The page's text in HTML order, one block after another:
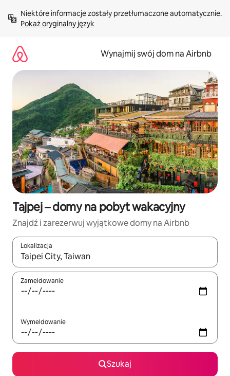
treści Pokaż oryginalny język
Wynajmij swój dom na Airbnb
Tajpej – domy na pobyt wakacyjny
Znajdź i zarezerwuj wyjątkowe domy na Airbnb
Lokalizacja
Gdy wyniki będą dostępne, możesz poruszać się po nich za
Zameldowanie
Wymeldowanie
Szukaj